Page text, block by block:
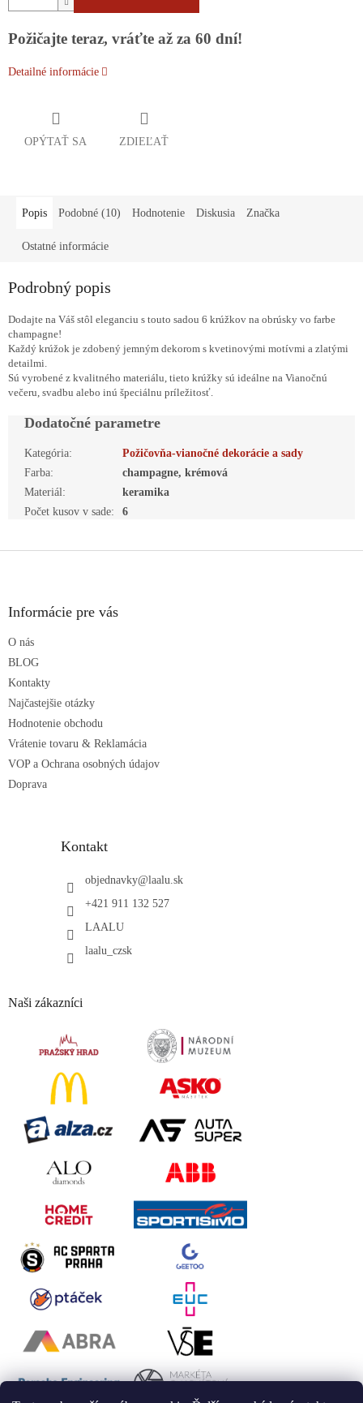
Požičajte teraz, vráťte až za 60 dní!
Detailné informácie
OPÝTAŤ SA ZDIEĽAŤ
Popis Podobné (10) Hodnotenie Diskusia Značka
Ostatné informácie
Podrobný popis
Dodajte na Váš stôl eleganciu s touto sadou 6 krúžkov na obrúsky vo farbe
champagne!
Každý krúžok je zdobený jemným dekorom s kvetinovými motívmi a zlatými
detailmi.
Sú vyrobené z kvalitného materiálu, tieto krúžky sú ideálne na Vianočnú
večeru, svadbu alebo inú špeciálnu príležitosť.
Dodatočné parametre
Kategória:
Požičovňa-vianočné dekorácie a sady
Farba:
champagne, krémová
Materiál :
keramika
Počet kusov v sade: 6
Informácie pre vás
O nás
BLOG
Kontakty
Najčastejšie otázky
Hodnotenie obchodu
Vrátenie tovaru & Reklamácia
VOP a Ochrana osobných údajov
Doprava
Kontakt
objednavky@laalu.sk
+421 911 132 527
LAALU
laalu_czsk
Naši zákazníci